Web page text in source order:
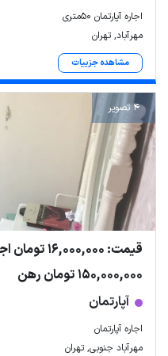
اجاره آپارتمان 50متری
مهرآباد, تهران
مشاهده جزییات
4 تصویر
قیمت: 16,000,000 تومان اجاره
150,000,000 تومان رهن
آپارتمان
اجاره آپارتمان
مهرآباد جنوبی, تهران